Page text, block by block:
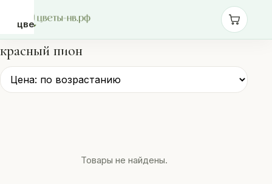
цветы-
нв.рф
Розы
красный пион
Товары не найдены.